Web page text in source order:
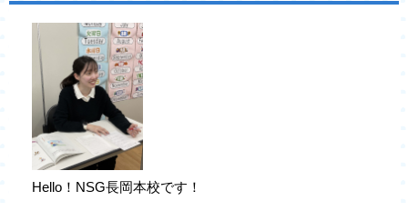
Hello！NSG長岡本校です！